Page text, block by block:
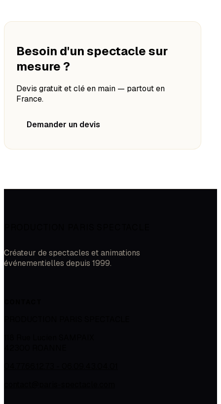
Besoin d'un spectacle sur
mesure ?
Devis gratuit et clé en main — partout en
France.
Demander un devis
Créateur de spectacles et animations
événementielles depuis 1999.